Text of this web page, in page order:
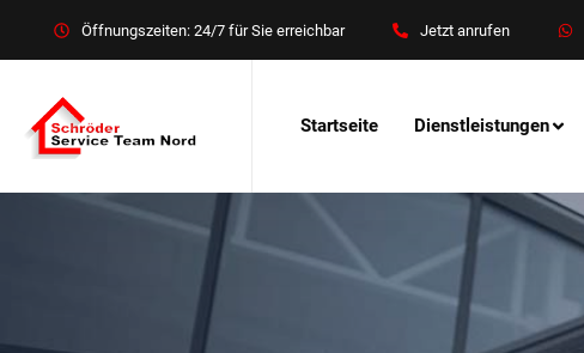
Öffnungszeiten: 24/7 für Sie erreichbar Jetzt anrufen
Startseite Dienstleistungen